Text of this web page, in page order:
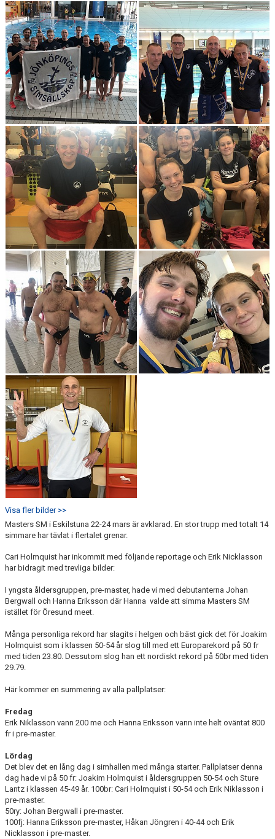
BOKNING SIMSKOLA
KALENDER
WEBSHOP
Visa fler bilder >>
Masters SM i Eskilstuna 22-24 mars är avklarad. En stor trupp med totalt 14
simmare har tävlat i flertalet grenar.
Cari Holmquist har inkommit med följande reportage och Erik Nicklasson
har bidragit med trevliga bilder:
I yngsta åldersgruppen, pre-master, hade vi med debutanterna Johan
Bergwall och Hanna Eriksson där Hanna valde att simma Masters SM
istället för Öresund meet.
Många personliga rekord har slagits i helgen och bäst gick det för Joakim
Holmquist som i klassen 50-54 år slog till med ett Europarekord på 50 fr
med tiden 23.80. Dessutom slog han ett nordiskt rekord på 50br med tiden
29.79.
Här kommer en summering av alla pallplatser:
Fredag
Erik Niklasson vann 200 me och Hanna Eriksson vann inte helt oväntat 800
fr i pre-master.
Lördag
Det blev det en lång dag i simhallen med många starter. Pallplatser denna
dag hade vi på 50 fr: Joakim Holmquist i åldersgruppen 50-54 och Sture
Lantz i klassen 45-49 år. 100br: Cari Holmquist i 50-54 och Erik Niklasson i
pre-master.
50ry: Johan Bergwall i pre-master.
100fj: Hanna Eriksson pre-master, Håkan Jöngren i 40-44 och Erik
Nicklasson i pre-master.